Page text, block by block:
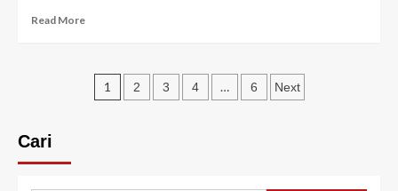
Read MoreRead
Cirebon
Gandeng
BIK
Paginasi
1 2 3 4 … 6 Next
Cari